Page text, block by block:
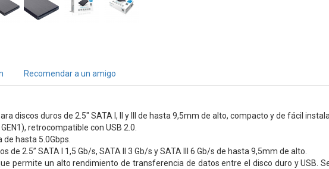
Recomendar a un amigo
discos duros de 2.5″ SATA I, II y III de hasta 9,5mm de alto, compacto y de fácil
retrocompatible con USB 2.0.
hasta 5.0Gbps.
de 2.5” SATA I 1,5 Gb/s, SATA II 3 Gb/s y SATA III 6 Gb/s de hasta 9,5mm de alto.
permite un alto rendimiento de transferencia de datos entre el disco duro y USB.